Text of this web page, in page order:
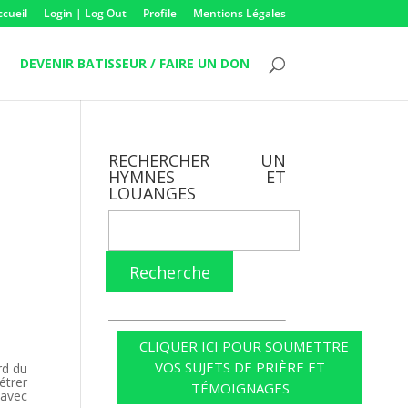
Login | Log Out Profile Mentions Légales
DEVENIR BATISSEUR / FAIRE UN DON
du
RECHERCHER UN
HYMNES ET
LOUANGES
Recherche
CLIQUER ICI POUR SOUMETTRE
VOS SUJETS DE PRIÈRE ET
TÉMOIGNAGES